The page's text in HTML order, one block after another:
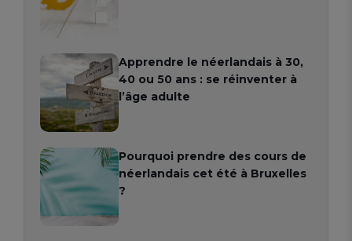
Apprendre le néerlandais à 30,
40 ou 50 ans : se réinventer à
l’âge adulte
Pourquoi prendre des cours de
néerlandais cet été à Bruxelles
?